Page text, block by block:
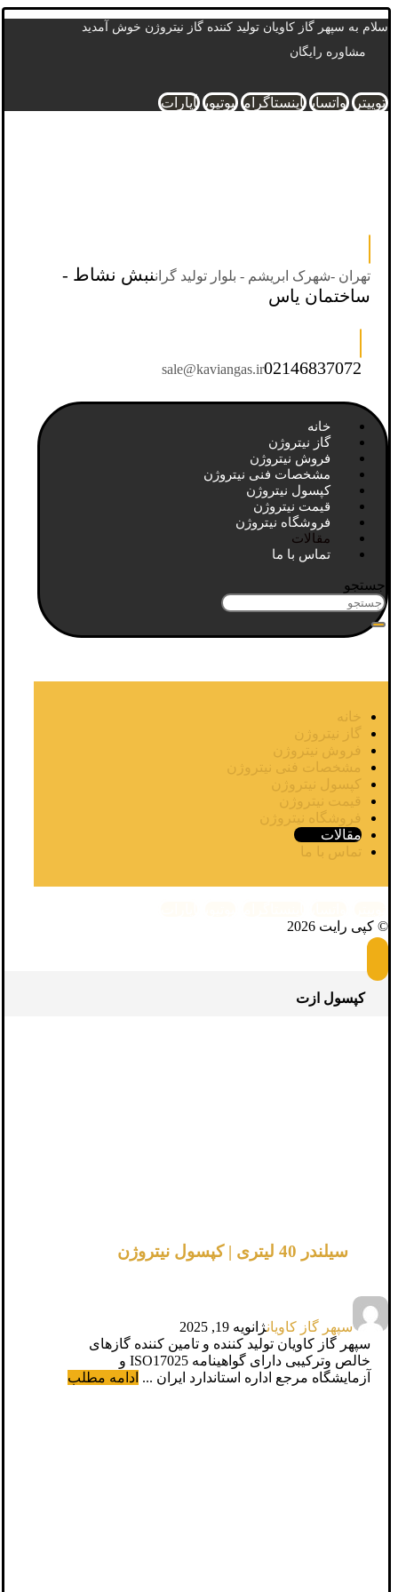
سلام به سپهر گاز کاویان تولید کننده گاز نیتروژن خوش آمدید
مشاوره رایگان
توییتر واتساپ اینستاگرام یوتیوب آپارات
تهران -شهرک ابریشم - بلوار تولید گراننبش نشاط -
ساختمان یاس
sale@kaviangas.ir02146837072
خانه
گاز نیتروژن
فروش نیتروژن
مشخصات فنی نیتروژن
کپسول نیتروژن
قیمت نیتروژن
فروشگاه نیتروژن
مقالات
تماس با ما
جستجو
خانه
گاز نیتروژن
فروش نیتروژن
مشخصات فنی نیتروژن
کپسول نیتروژن
قیمت نیتروژن
فروشگاه نیتروژن
مقالات
تماس با ما
© کپی رایت 2026
کپسول ازت
سیلندر 40 لیتری | کپسول نیتروژن
سپهر گاز کاویانژانویه 19, 2025
سپهر گاز کاویان تولید کننده و تامین کننده گازهای
خالص وترکیبی دارای گواهینامه ISO17025 و
آزمایشگاه مرجع اداره استاندارد ایران ... ادامه مطلب